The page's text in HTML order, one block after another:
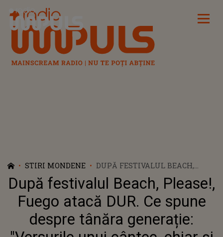
Radio Impuls
STIRI MONDENE
DUPĂ FESTIVALUL BEACH,
PLEASE!, FUEGO ATACĂ DUR. CE
SPUNE DESPRE TÂNĂRA
GENERAȚIE: "VERSURILE UNUI
CÂNTEC, CHIAR ȘI UNUL DIN
CATEGORIA MODERNĂ, TREBUIE
SĂ FIE INTELIGIBILE ȘI SĂ NU
După festivalul Beach, Please!,
Fuego atacă DUR. Ce spune
despre tânăra generație: